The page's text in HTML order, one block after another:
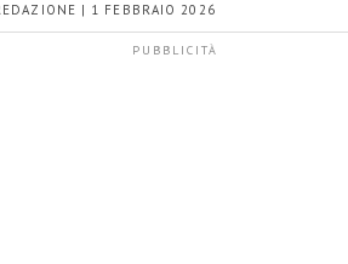
| 1 FEBBRAIO 2026